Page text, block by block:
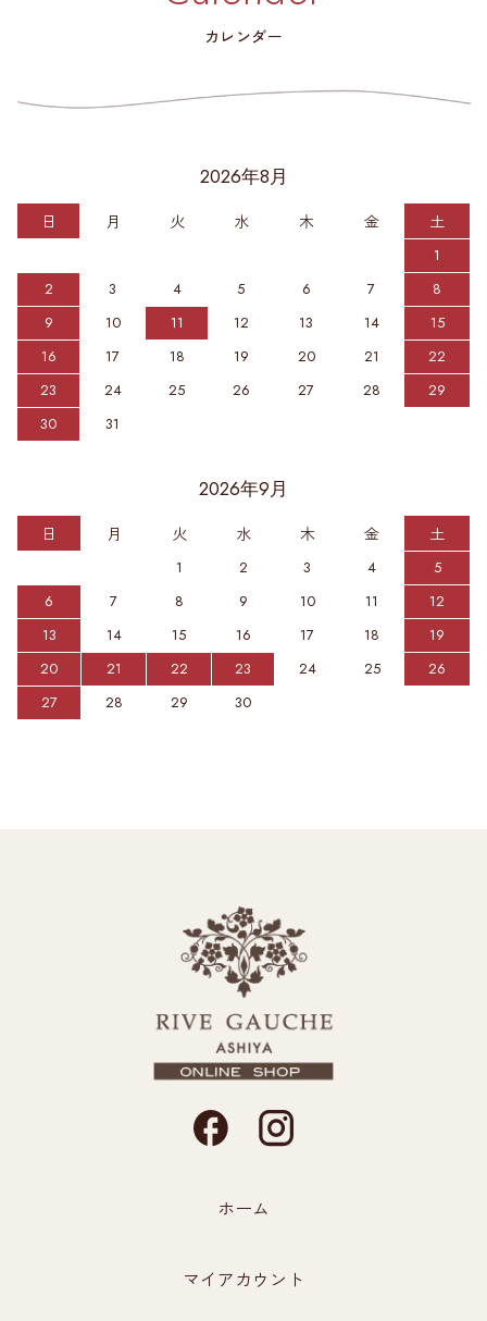
カレンダー
2026年8月
日 月 火 水 木 金 土
1
2
3 4 5 6 7
8
9
10 11 12 13 14
15
16
17 18 19 20 21
22
23
24 25 26 27 28
29
30
31
2026年9月
日 月 火 水 木 金 土
1 2 3 4
5
6
7 8 9 10 11
12
13
14 15 16 17 18
19
20
21 22 23 24 25
26
27
28 29 30
ホーム
マイアカウント